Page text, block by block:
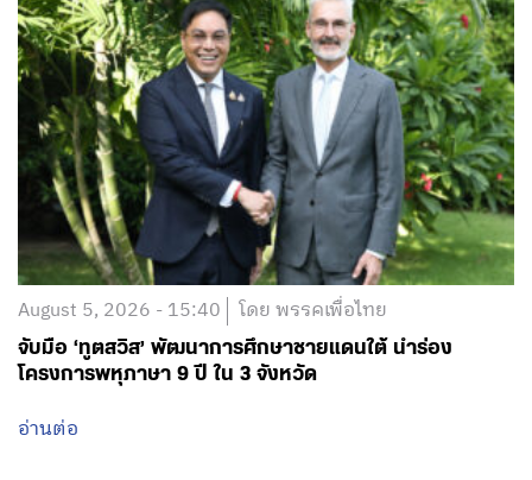
August 5, 2026 - 15:40 โดย พรรคเพื่อไทย
จับมือ ‘ทูตสวิส’ พัฒนาการศึกษาชายแดนใต้ นำร่อง
โครงการพหุภาษา 9 ปี ใน 3 จังหวัด
อ่านต่อ